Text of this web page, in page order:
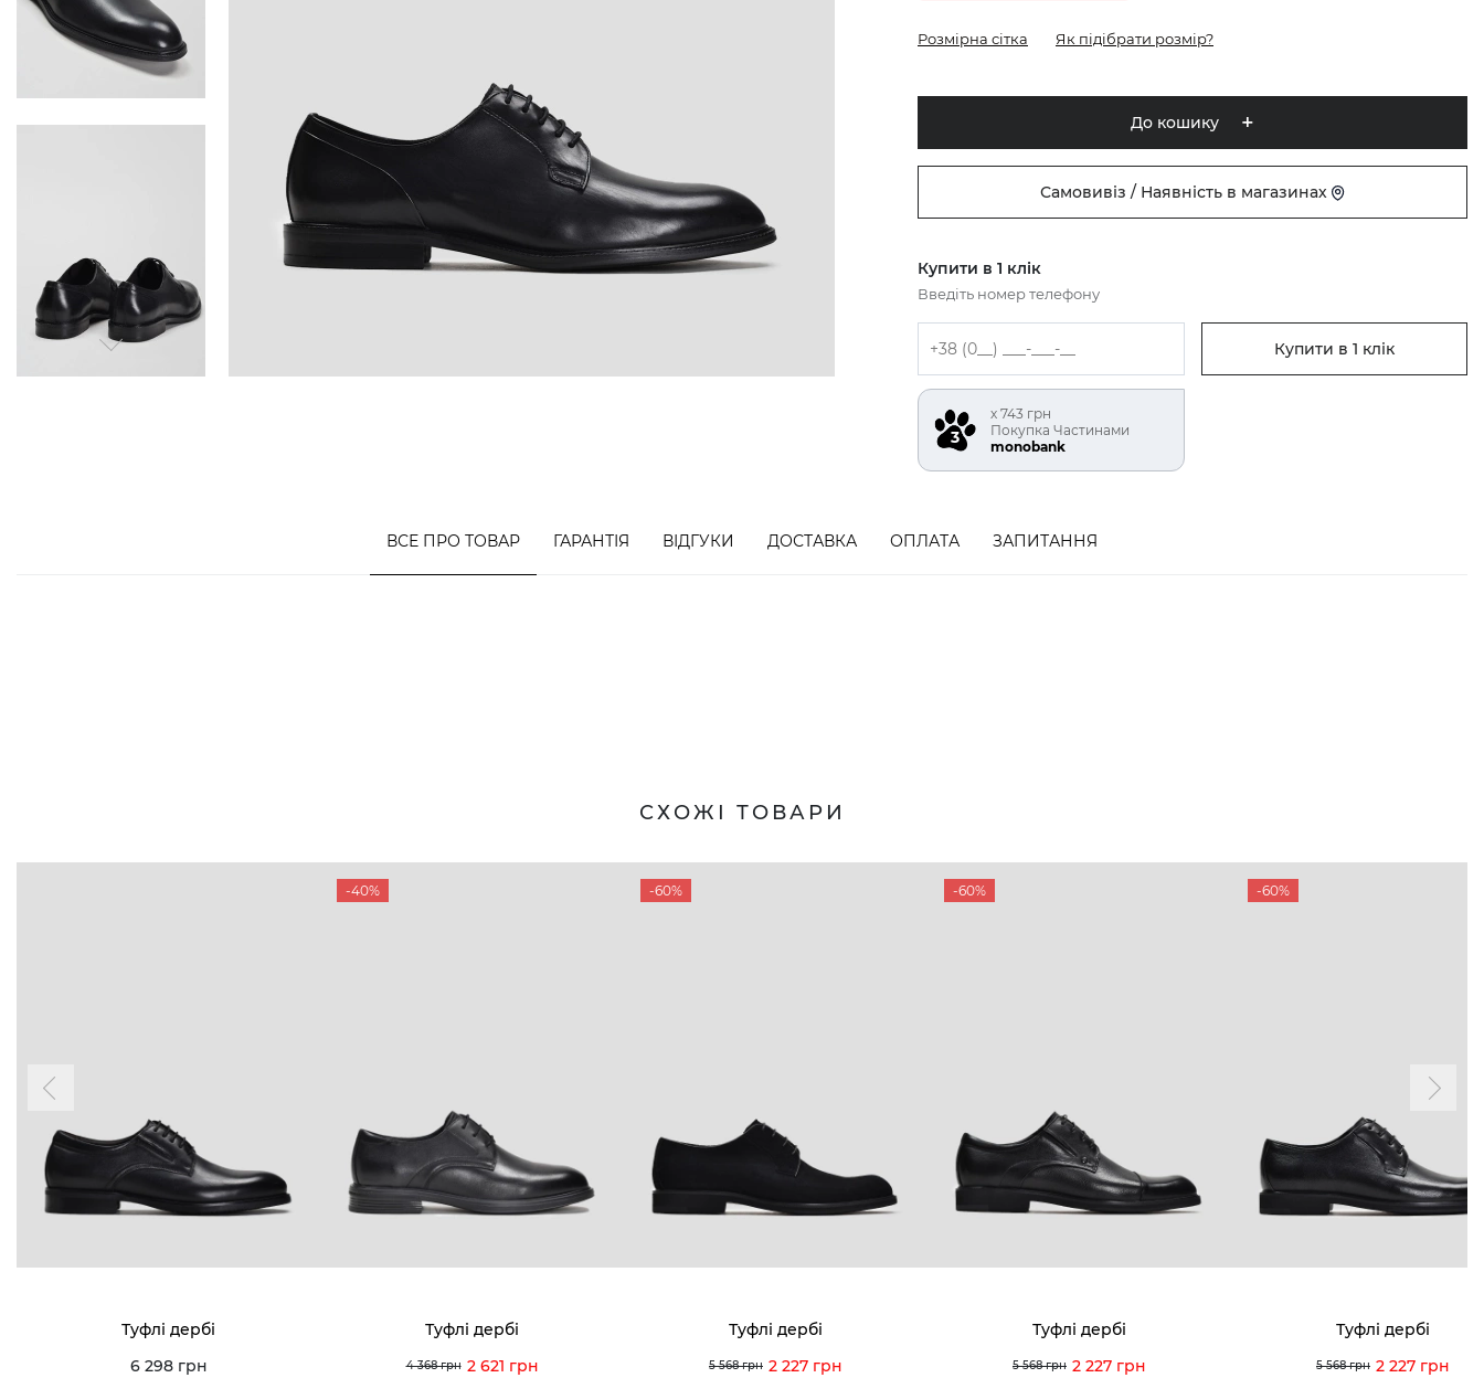
Розмірна сітка Як підібрати розмір?
До кошику
Самовивіз / Наявність в магазинах
Купити в 1 клік
Введіть номер телефону
Купити в 1 клік
х 743 грн
Покупка Частинами
monobank
ВСЕ ПРО ТОВАР ГАРАНТІЯ ВІДГУКИ ДОСТАВКА ОПЛАТА ЗАПИТАННЯ
СХОЖІ ТОВАРИ
Туфлі дербі
6 298 грн
-40%
Туфлі дербі
4 368 грн 2 621 грн
-60%
Туфлі дербі
5 568 грн 2 227 грн
-60%
Туфлі дербі
5 568 грн 2 227 грн
-60%
Туфлі дербі
5 568 грн 2 227 грн